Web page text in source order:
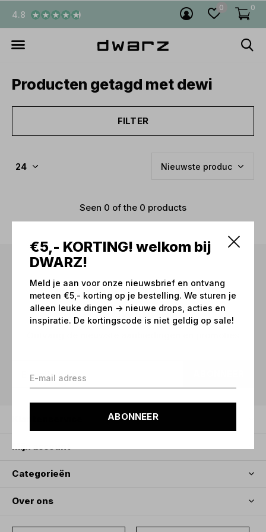
€5,- KORTING! welkom bij
DWARZ!
Meld je aan voor onze nieuwsbrief en ontvang
meteen €5,- korting op je bestelling. We sturen je
alleen leuke dingen -> nieuwe drops, acties en
inspiratie. De kortingscode is niet geldig op sale!
ABONNEER
0 0
4.8
Producten getagd met dewi
FILTER
Seen 0 of the 0 products
Meld je aan voor onze
nieuwsbrief
Mijn account
Categorieën
Over ons